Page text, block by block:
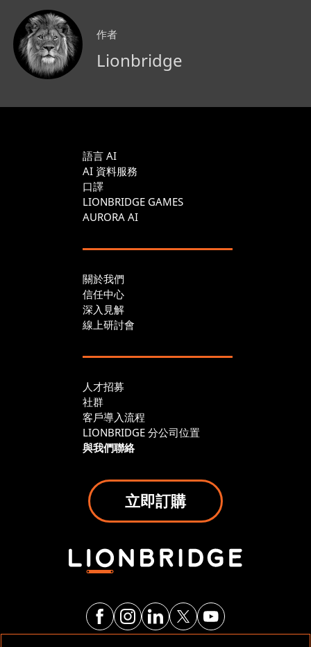
作者
Lionbridge
語言 AI
AI 資料服務
口譯
LIONBRIDGE GAMES
AURORA AI
關於我們
信任中心
深入見解
線上研討會
人才招募
社群
客戶導入流程
LIONBRIDGE 分公司位置
與我們聯絡
立即訂購